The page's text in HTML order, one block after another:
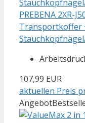
PREBENA 2XR-
Transportkoffer
107,99 EUR
aktuellen Preis
Angebot